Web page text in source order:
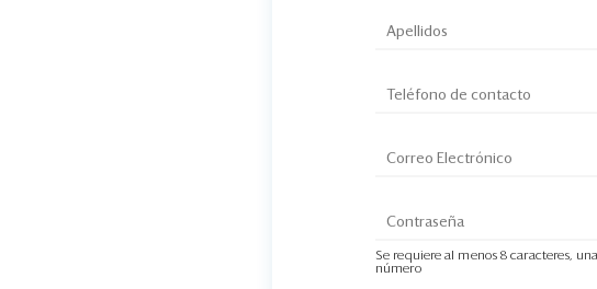
Se requiere al menos 8 caracteres,
número